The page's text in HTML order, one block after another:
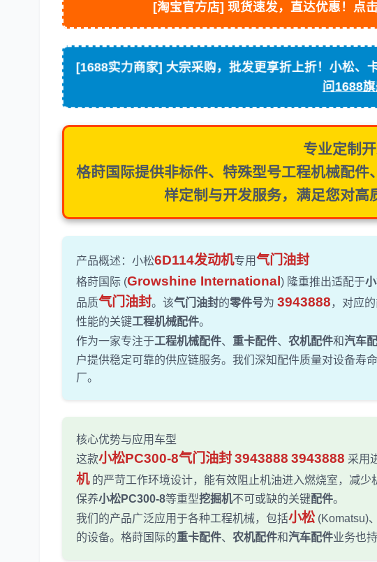
[淘宝官方店]现货速发，直达优惠！点
[1688实力商家]大宗采购，批发更享折上折！小松、
问1688
专业定制
格莳国际提供非标件、特殊型号工程机械配件、
样定制与开发服务，满足您对高
产品概述：小松6D114发动机专用气门油封
格莳国际 (Growshine International) 隆重推出适配于
品质气门油封。该气门油封的零件号为 3943888 ，对应
性能的关键工程机械配件。
作为一家专注于工程机械配件、 重卡配件、 农机配件和汽车
户提供稳定可靠的供应链服务。我们深知配件质量对设备寿
厂。
核心优势与应用车型
这款小松PC300-8气门油封3943888 3943888 采用
机的严苛工作环境设计，能有效阻止机油进入燃烧室，减
保养小松PC300-8等重型挖掘机不可或缺的关键配件。
我们的产品广泛应用于各种工程机械，包括小松 (Komatsu)
的设备。格莳国际的重卡配件、 农机配件和汽车配件业务也